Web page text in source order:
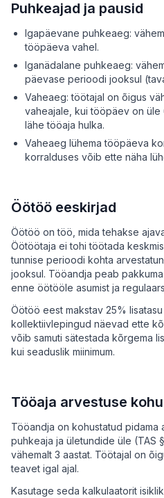
Puhkeajad ja pausid
Igapäevane puhkeaeg:
tööpäeva vahel.
Iganädalane puhkeaeg:
päevase perioodi jooksul
Vaheaeg: töötajal on õigus
vaheajale, kui tööpäev on üle
lähe tööaja hulka.
Vaheaeg lühema tööpäeva
korralduses võib ette näha
Öötöö eeskirjad
Öötöö on töö, mida tehakse
Öötöötaja ei tohi töötada
tunnise perioodi kohta
jooksul. Tööandja peab
enne öötööle asumist ja
Öötöö eest makstav 25%
kollektiivlepingud näevad ette
võib samuti sätestada kõrgema
kui seaduslik miinimum.
Tööaja arvestuse
Tööandja on kohustatud pidama
puhkeaja ja ületundide üle (TAS
vähemalt 3 aastat. Töötajal on
teavet igal ajal.
Kasutage seda kalkulaatorit